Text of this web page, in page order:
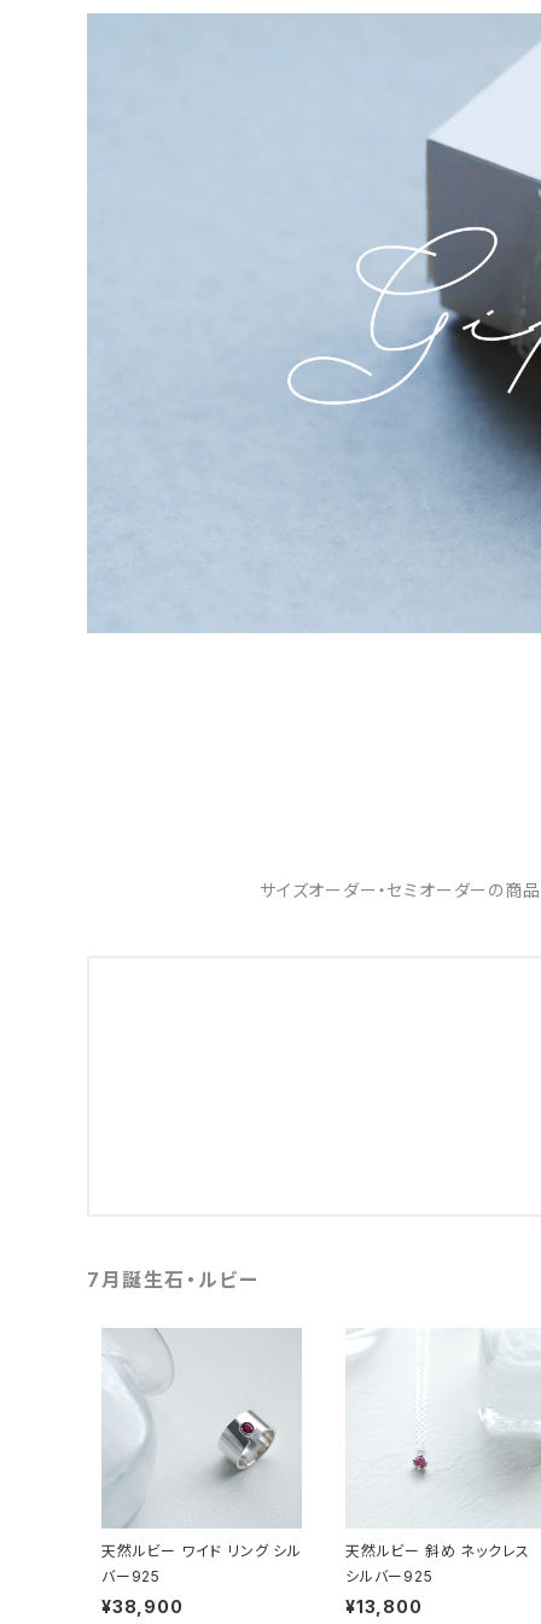
サイズオーダー・セミオーダーの商
7月誕生石・ルビー
天然ルビー ワイド リング シル
バー925
¥38,900
天然ルビー 斜め ネックレス
シルバー925
¥13,800